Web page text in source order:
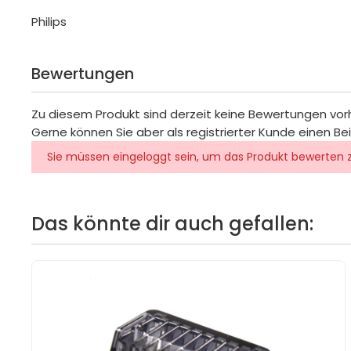
Philips
Bewertungen
Zu diesem Produkt sind derzeit keine Bewertungen
Gerne können Sie aber als registrierter Kunde einen
Sie müssen eingeloggt sein, um das Produkt bewerten
Das könnte dir auch gefallen: